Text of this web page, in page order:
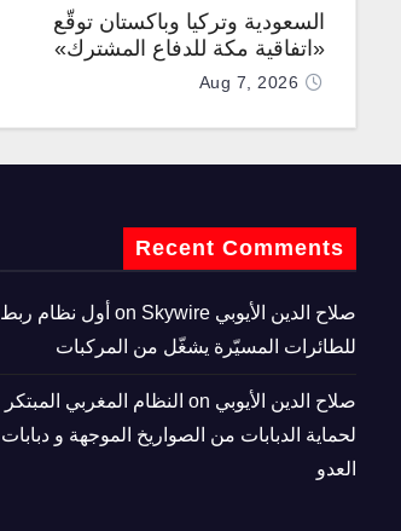
السعودية وتركيا وباكستان توقّع
«اتفاقية مكة للدفاع المشترك»
Aug 7, 2026
Recent Comments
صلاح الدين الأيوبي
Skywire أول نظام ربط
للطائرات المسيّرة يشغّل من المركبات
صلاح الدين الأيوبي
النظام المغربي المبتكر
لحماية الدبابات من الصواريخ الموجهة و دبابات
العدو